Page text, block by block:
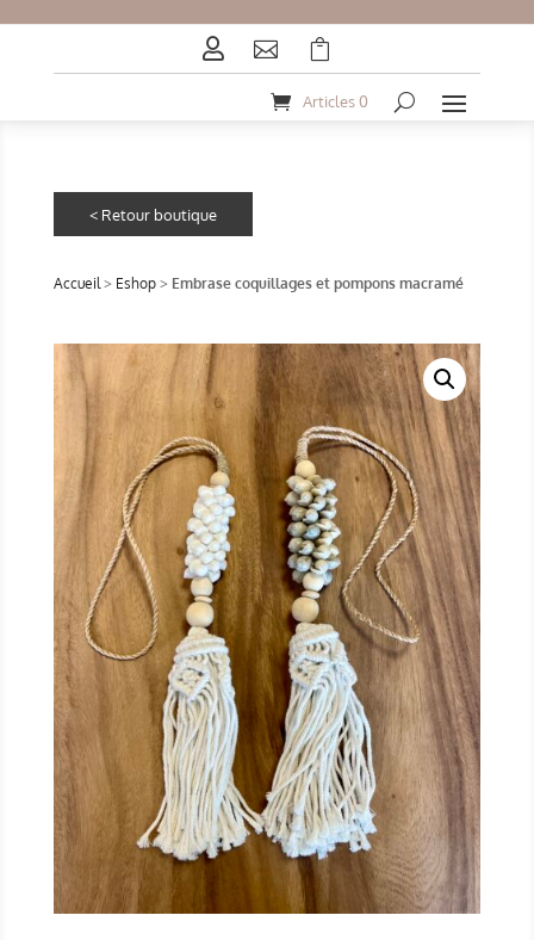
  
Articles 0
Accueil> Eshop> Embrase coquillages et pompons macramé